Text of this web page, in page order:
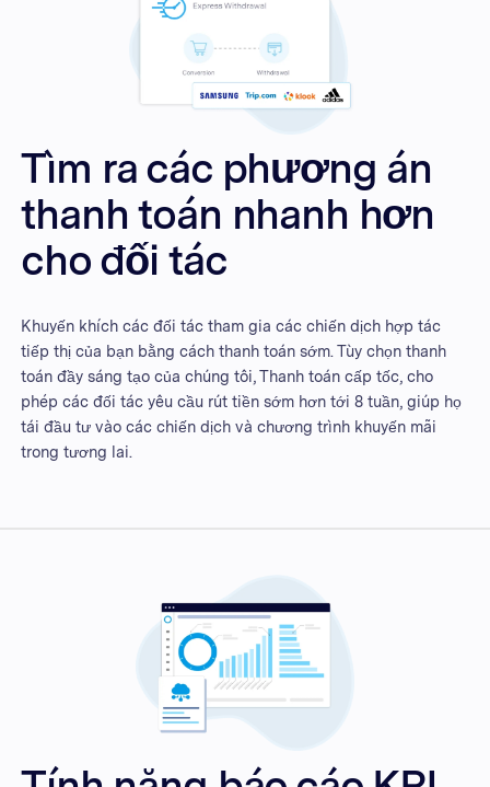
Tìm ra các phương án
thanh toán nhanh hơn
cho đối tác
Khuyến khích các đối tác tham gia các chiến dịch hợp tác
tiếp thị của bạn bằng cách thanh toán sớm. Tùy chọn thanh
toán đầy sáng tạo của chúng tôi, Thanh toán cấp tốc, cho
phép các đối tác yêu cầu rút tiền sớm hơn tới 8 tuần, giúp họ
tái đầu tư vào các chiến dịch và chương trình khuyến mãi
trong tương lai.